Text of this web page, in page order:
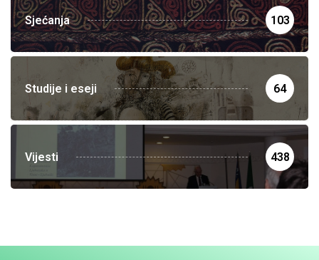
Sjećanja 103
Studije i eseji 64
Vijesti 438